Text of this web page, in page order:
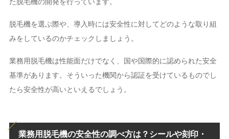
脱毛機を選ぶ際や、導入時には安全性に対してどのような取り組
みをしているのかチェックしましょう。
業務用脱毛機は性能面だけでなく、国や国際的に認められた安全
基準があります。そういった機関から認証を受けているものでし
たら安全性が高いといえるでしょう。
業務用脱毛機の安全性の調べ方は？シールや刻印・